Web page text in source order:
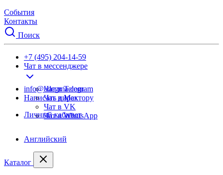
События
Контакты
Поиск
+7 (495) 204-14-59
Чат в мессенджере
Чат в Telegram
Чат в Max
Чат в VK
Чат в WhatsApp
info@adegma.com
Написать директору
Личный кабинет
Английский
Каталог